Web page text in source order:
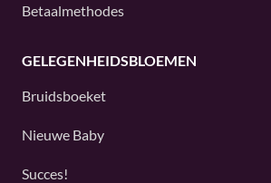
Betaalmethodes
GELEGENHEIDSBLOEMEN
Bruidsboeket
Nieuwe Baby
Succes!